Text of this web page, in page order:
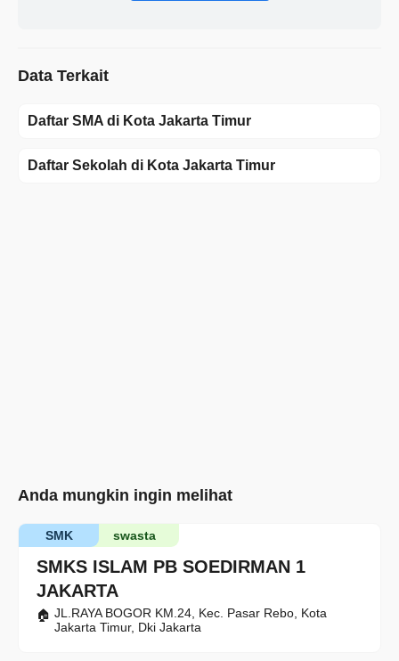
Data Terkait
Daftar SMA di Kota Jakarta Timur
Daftar Sekolah di Kota Jakarta Timur
Anda mungkin ingin melihat
SMKS ISLAM PB SOEDIRMAN 1
JAKARTA
swasta
SMK
JL.RAYA BOGOR KM.24, Kec. Pasar Rebo, Kota
Jakarta Timur, Dki Jakarta